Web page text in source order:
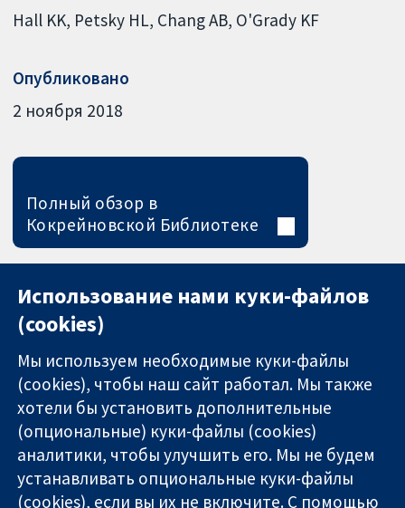
Hall KK Petsky HL Chang AB O'Grady KF
Опубликовано
2 ноября 2018
Полный обзор в
Кокрейновской Библиотеке
Надёжные
11-13 Cavendish
Square
Связаться с
нами
Использование нами куки-файлов
(cookies)
Мы используем необходимые куки-файлы
(cookies), чтобы наш сайт работал. Мы также
хотели бы установить дополнительные
(опциональные) куки-файлы (cookies)
аналитики, чтобы улучшить его. Мы не будем
устанавливать опциональные куки-файлы
(cookies), если вы их не включите. С помощью